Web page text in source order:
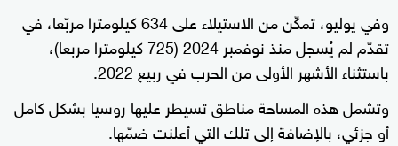
وفي يوليو، تمكّن من الاستيلاء على 634 كيلومترا مربّعا، في
تقدّم لم يُسجل منذ نوفمبر 2024 (725 كيلومترا مربعا)،
باستثناء الأشهر الأولى من الحرب في ربيع 2022.
وتشمل هذه المساحة مناطق تسيطر عليها روسيا بشكل كامل
أو جزئي، بالإضافة إلى تلك التي أعلنت ضمّها.